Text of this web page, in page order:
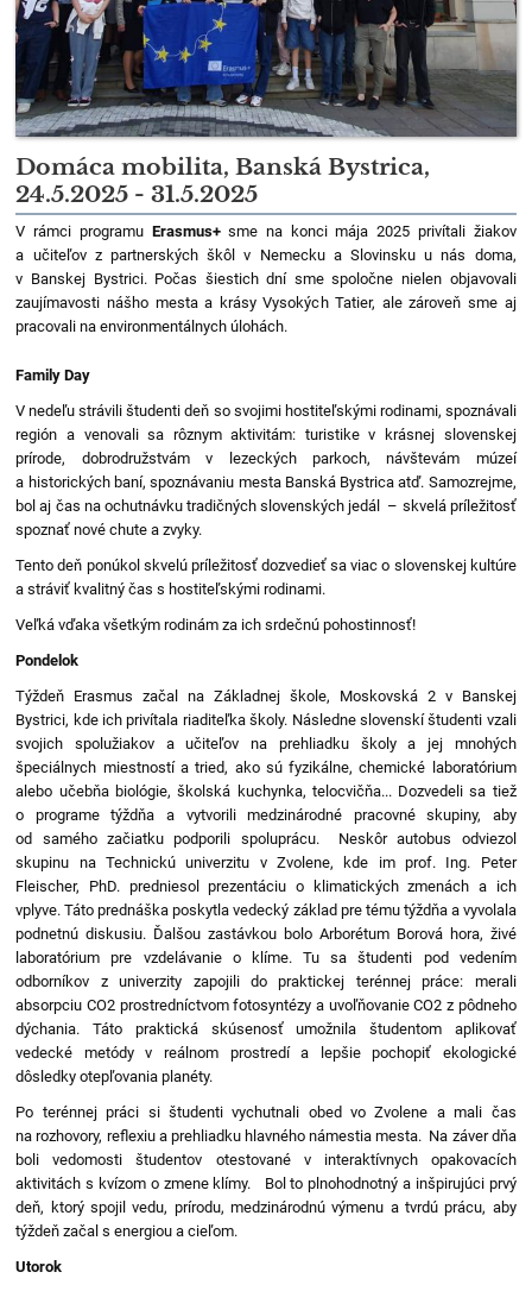
Domáca mobilita, Banská Bystrica,
24.5.2025 - 31.5.2025
V rámci programu Erasmus+sme na konci mája 2025 privítali žiakov
a učiteľov z partnerských škôl v Nemecku a Slovinsku u nás doma,
v Banskej Bystrici. Počas šiestich dní sme spoločne nielen objavovali
zaujímavosti nášho mesta a krásy Vysokých Tatier, ale zároveň sme aj
pracovali na environmentálnych úlohách.
Family Day
V nedeľu strávili študenti deň so svojimi hostiteľskými rodinami, spoznávali
región a venovali sa rôznym aktivitám: turistike v krásnej slovenskej
prírode, dobrodružstvám v lezeckých parkoch, návštevám múzeí
a historických baní, spoznávaniu mesta Banská Bystrica atď. Samozrejme,
bol aj čas na ochutnávku tradičných slovenských jedál – skvelá príležitosť
spoznať nové chute a zvyky.
Tento deň ponúkol skvelú príležitosť dozvedieť sa viac o slovenskej kultúre
a stráviť kvalitný čas s hostiteľskými rodinami.
Veľká vďaka všetkým rodinám za ich srdečnú pohostinnosť!
Pondelok
Týždeň Erasmus začal na Základnej škole, Moskovská 2 v Banskej
Bystrici, kde ich privítala riaditeľka školy. Následne slovenskí študenti vzali
svojich spolužiakov a učiteľov na prehliadku školy a jej mnohých
špeciálnych miestností a tried, ako sú fyzikálne, chemické laboratórium
alebo učebňa biológie, školská kuchynka, telocvičňa... Dozvedeli sa tiež
o programe týždňa a vytvorili medzinárodné pracovné skupiny, aby
od samého začiatku podporili spoluprácu. Neskôr autobus odviezol
skupinu na Technickú univerzitu v Zvolene, kde im prof. Ing. Peter
Fleischer, PhD. predniesol prezentáciu o klimatických zmenách a ich
vplyve. Táto prednáška poskytla vedecký základ pre tému týždňa a vyvolala
podnetnú diskusiu. Ďalšou zastávkou bolo Arborétum Borová hora, živé
laboratórium pre vzdelávanie o klíme. Tu sa študenti pod vedením
odborníkov z univerzity zapojili do praktickej terénnej práce: merali
absorpciu CO2 prostredníctvom fotosyntézy a uvoľňovanie CO2 z pôdneho
dýchania. Táto praktická skúsenosť umožnila študentom aplikovať
vedecké metódy v reálnom prostredí a lepšie pochopiť ekologické
dôsledky otepľovania planéty.
Po terénnej práci si študenti vychutnali obed vo Zvolene a mali čas
na rozhovory, reflexiu a prehliadku hlavného námestia mesta. Na záver dňa
boli vedomosti študentov otestované v interaktívnych opakovacích
aktivitách s kvízom o zmene klímy. Bol to plnohodnotný a inšpirujúci prvý
deň, ktorý spojil vedu, prírodu, medzinárodnú výmenu a tvrdú prácu, aby
týždeň začal s energiou a cieľom.
Utorok